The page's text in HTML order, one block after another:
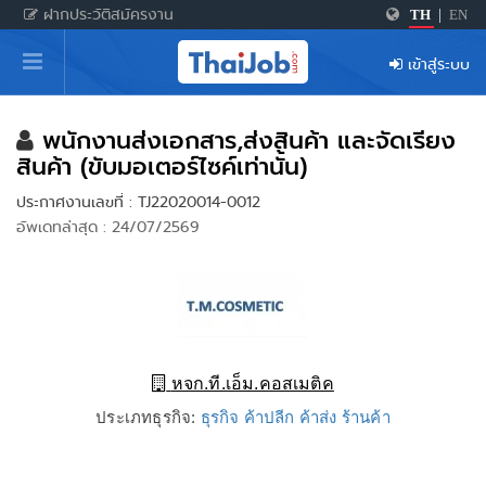
ฝากประวัติสมัครงาน TH EN
หน้าหลัก
ผู้สมัครงาน: เข้าสู่ระบบ
ฝากประวัติสมัครงาน
เกร็ดความรู้
เข้าสู่ระบบ
พนักงานส่งเอกสาร,ส่งสินค้า และจัดเรียง
สินค้า (ขับมอเตอร์ไซค์เท่านั้น)
ประกาศงานเลขที่ : TJ22020014-0012
อัพเดทล่าสุด : 24/07/2569
หจก.ที.เอ็ม.คอสเมติค
ประเภทธุรกิจ: ธุรกิจ ค้าปลีก ค้าส่ง ร้านค้า